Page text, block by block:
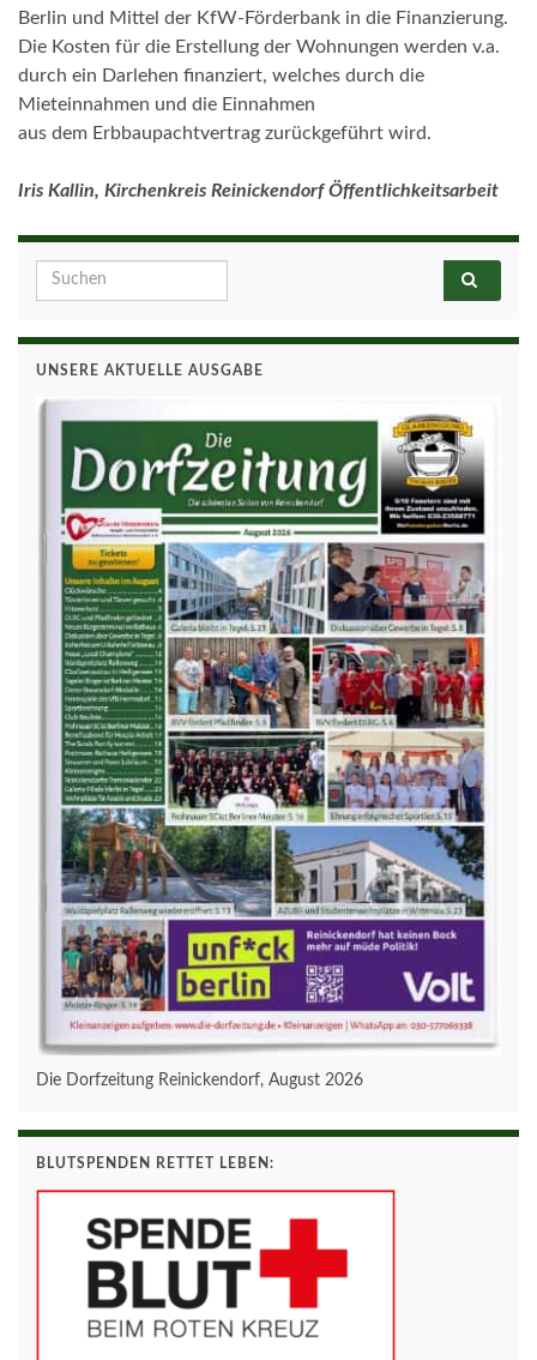
Berlin und Mittel der KfW-Förderbank in die Finanzierung.
Die Kosten für die Erstellung der Wohnungen werden v.a.
durch ein Darlehen finanziert, welches durch die
Mieteinnahmen und die Einnahmen
aus dem Erbbaupachtvertrag zurückgeführt wird.
Iris Kallin, Kirchenkreis Reinickendorf Öffentlichkeitsarbeit
Search for:
UNSERE AKTUELLE AUSGABE
Die Dorfzeitung Reinickendorf, August 2026
BLUTSPENDEN RETTET LEBEN: